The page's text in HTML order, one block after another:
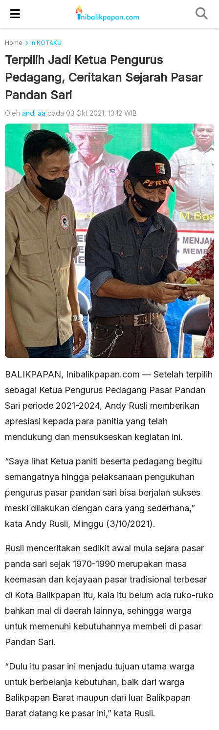
Home iniKOTAKU
Terpilih Jadi Ketua Pengurus
Pedagang, Ceritakan Sejarah Pasar
Pandan Sari
Oleh andi aa pada 03 Okt 2021, 13:12 WIB
BALIKPAPAN, Inibalikpapan.com — Setelah terpilih
sebagai Ketua Pengurus Pedagang Pasar Pandan
Sari periode 2021-2024, Andy Rusli memberikan
apresiasi kepada para panitia yang telah
mendukung dan mensukseskan kegiatan ini.
“Saya lihat Ketua paniti beserta pedagang begitu
semangatnya hingga pelaksanaan pengukuhan
pengurus pasar pandan sari bisa berjalan sukses
meski dilakukan dengan cara yang sederhana,”
kata Andy Rusli, Minggu (3/10/2021).
Rusli menceritakan sedikit awal mula sejara pasar
panda sari sejak 1970-1990 merupakan masa
keemasan dan kejayaan pasar tradisional terbesar
di Kota Balikpapan itu, kala itu belum ada ruko-ruko
bahkan mal di daerah lainnya, sehingga warga
untuk memenuhi kebutuhannya membeli di pasar
Pandan Sari.
“Dulu itu pasar ini menjadu tujuan utama warga
untuk berbelanja kebutuhan, baik dari warga
Balikpapan Barat maupun dari luar Balikpapan
Barat datang ke pasar ini,” kata Rusli.